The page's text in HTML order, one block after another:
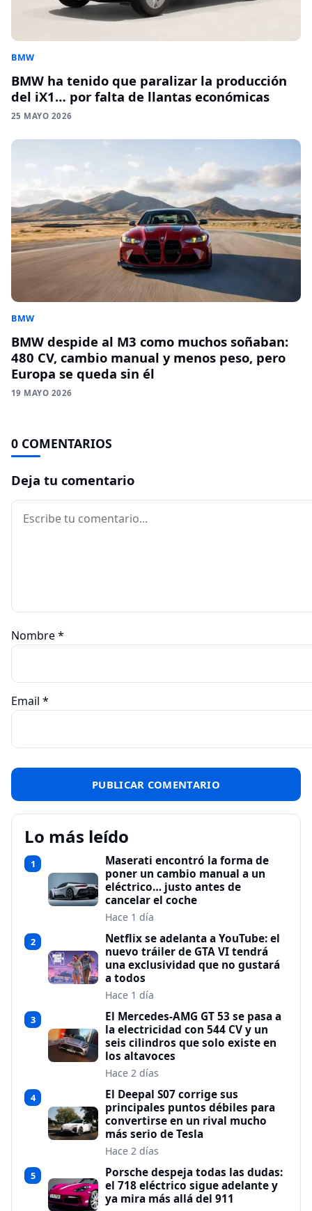
BMW
BMW ha tenido que paralizar la producción
del iX1… por falta de llantas económicas
25 MAYO 2026
BMW
BMW despide al M3 como muchos soñaban:
480 CV, cambio manual y menos peso, pero
Europa se queda sin él
19 MAYO 2026
0 COMENTARIOS
Deja tu comentario
Comentario
Nombre*
Email *
Lo más leído
1
Maserati encontró la forma de
poner un cambio manual a un
eléctrico… justo antes de
cancelar el coche
Hace 1 día
2
Netflix se adelanta a YouTube: el
nuevo tráiler de GTA VI tendrá
una exclusividad que no gustará
a todos
Hace 1 día
3
El Mercedes-AMG GT 53 se pasa a
la electricidad con 544 CV y un
seis cilindros que solo existe en
los altavoces
Hace 2 días
4
El Deepal S07 corrige sus
principales puntos débiles para
convertirse en un rival mucho
más serio de Tesla
Hace 2 días
5
Porsche despeja todas las dudas:
el 718 eléctrico sigue adelante y
ya mira más allá del 911